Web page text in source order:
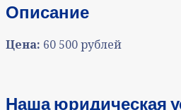
Описание
Цена: 60 500 рублей
Наша юридическая